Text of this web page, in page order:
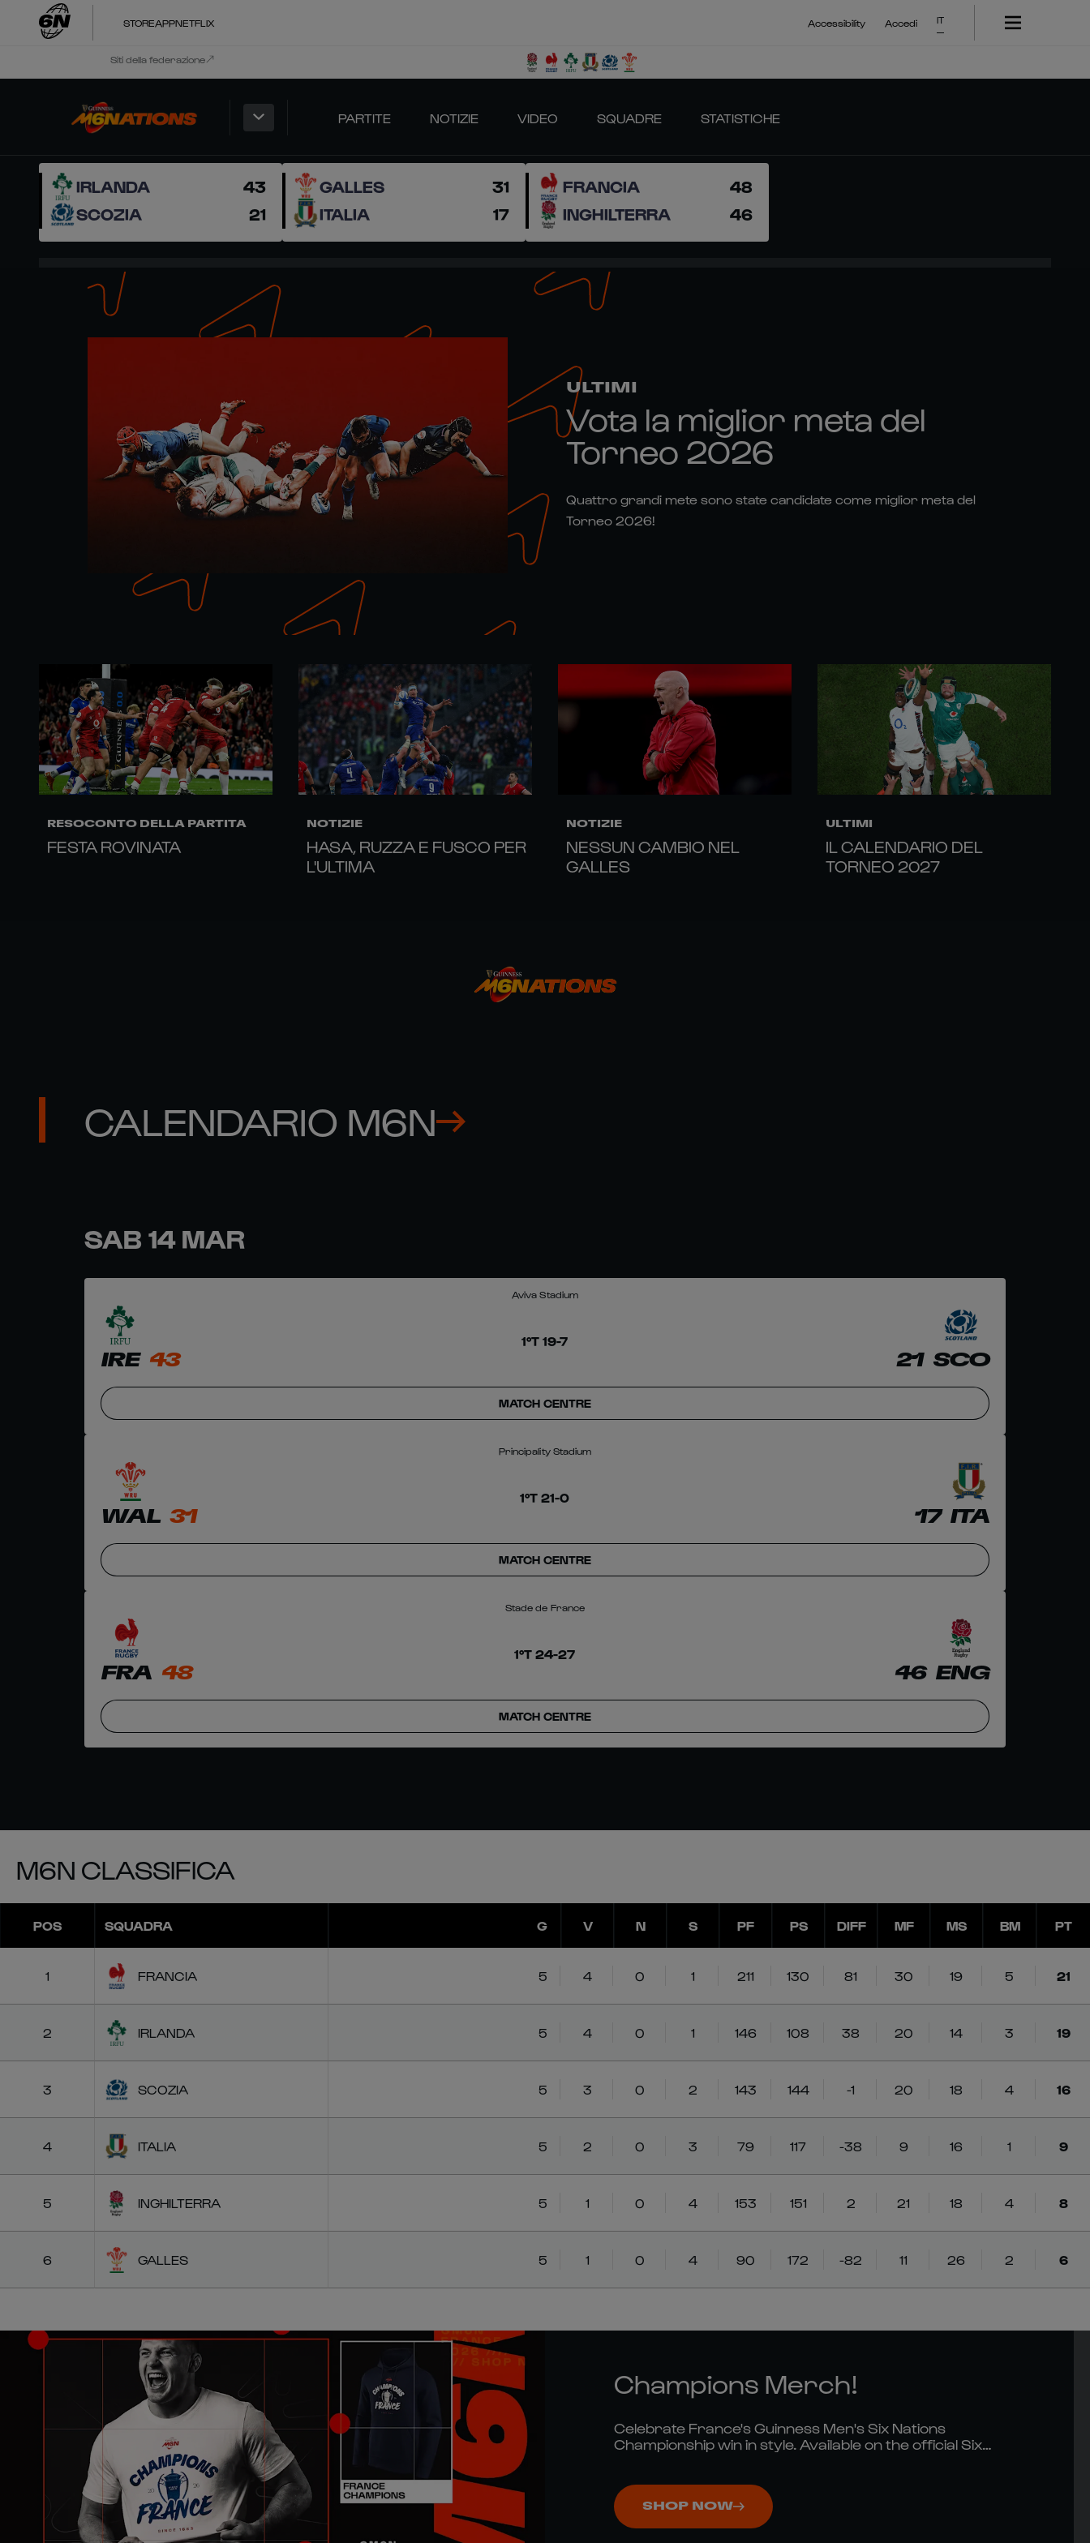
STOREAPPNETFLIX Accessibility Accedi IT
Siti della federazione
PARTITE NOTIZIE VIDEO SQUADRE STATISTICHE
IRLANDA
43
SCOZIA
21
GALLES
31
ITALIA
17
FRANCIA
48
INGHILTERRA
46
ULTIMI
Vota la miglior meta del
Torneo 2026
Quattro grandi mete sono state candidate come miglior meta del
Torneo 2026!
RESOCONTO DELLA PARTITA
FESTA ROVINATA
NOTIZIE
HASA, RUZZA E FUSCO PER
L'ULTIMA
NOTIZIE
NESSUN CAMBIO NEL
GALLES
ULTIMI
IL CALENDARIO DEL
TORNEO 2027
CALENDARIO M6N
SAB 14 MAR
Aviva Stadium
IRE 43
1°T 19-7
SCO
21
MATCH CENTRE
Principality Stadium
WAL 31
1°T 21-0
ITA
17
MATCH CENTRE
Stade de France
FRA 48
1°T 24-27
ENG
46
MATCH CENTRE
M6N CLASSIFICA
POS SQUADRA G V N S PF PS DIFF MF MS BM PT
1 FRANCIA 5 4 0 1 211 130 81 30 19 5 21
2 IRLANDA 5 4 0 1 146 108 38 20 14 3 19
3 SCOZIA 5 3 0 2 143 144 -1 20 18 4 16
4 ITALIA 5 2 0 3 79 117 -38 9 16 1 9
5 INGHILTERRA 5 1 0 4 153 151 2 21 18 4 8
6 GALLES 5 1 0 4 90 172 -82 11 26 2 6
Champions Merch!
Celebrate France's Guinness Men's Six Nations
Championship win in style. Available on the official Six
SHOP NOW